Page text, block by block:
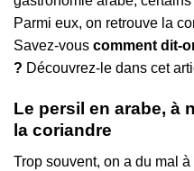
Parmi eux, on retrouve la
Savez-vous comment dit-
? Découvrez-le dans cet
Le persil en arabe, à
la coriandre
Trop souvent, on a du mal